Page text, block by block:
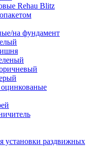
Rehau Blitz
на фундамент
установки раздвижных